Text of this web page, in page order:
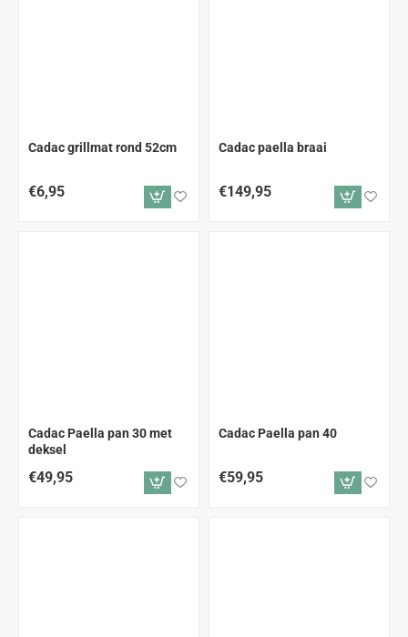
Cadac grillmat rond 52cm
€6,95
Cadac paella braai
€149,95
Cadac Paella pan 30 met
deksel
€49,95
Cadac Paella pan 40
€59,95